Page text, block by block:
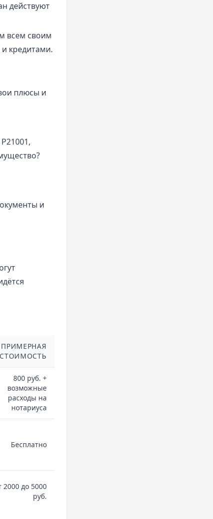
действуют
всем своим
кредитами.
плюсы и
и
ПРИМЕРНАЯ
СТОИМОСТЬ
800 руб. +
возможные
расходы на
нотариуса
Бесплатно
2000 до 5000
руб.